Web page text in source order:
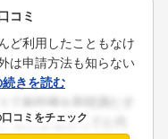
コミ
ど利用したこともなけ
は申請方法も知らない
きを読む
コミをチェック